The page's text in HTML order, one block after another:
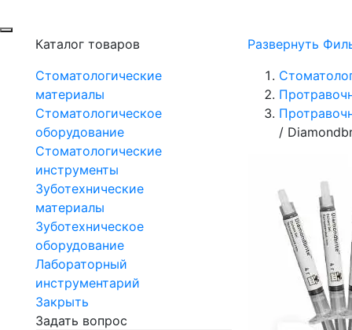
Каталог товаров
Стоматологические
материалы
Стоматологическое
оборудование
Стоматологические
инструменты
Зуботехнические
материалы
Зуботехническое
оборудование
Лабораторный
инструментарий
Закрыть
Задать вопрос
Развернуть
/